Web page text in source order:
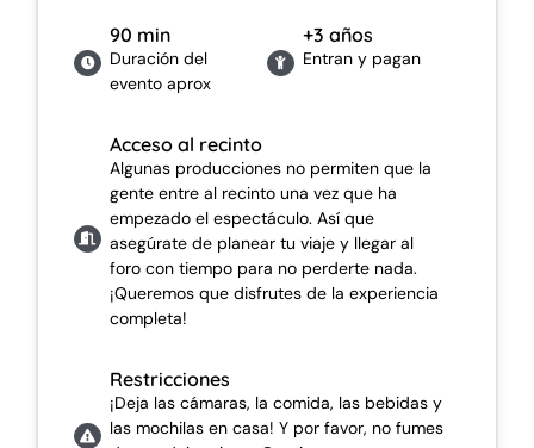
90 min
Duración del
evento aprox
+3 años
Entran y pagan
Acceso al recinto
Algunas producciones no permiten que la
gente entre al recinto una vez que ha
empezado el espectáculo. Así que
asegúrate de planear tu viaje y llegar al
foro con tiempo para no perderte nada.
¡Queremos que disfrutes de la experiencia
completa!
Restricciones
¡Deja las cámaras, la comida, las bebidas y
las mochilas en casa! Y por favor, no fumes